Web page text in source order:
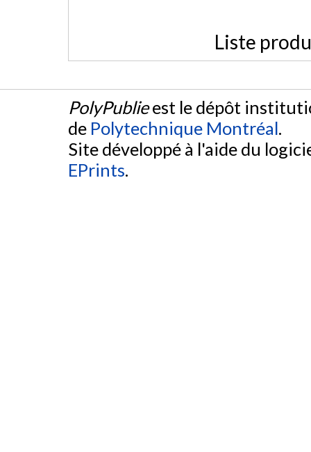
Liste
PolyPublieest le dépôt
de Polytechnique Montréal.
Site développé à l'aide du
EPrints.